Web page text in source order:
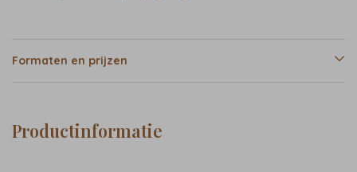
Formaten en prijzen
Productinformatie